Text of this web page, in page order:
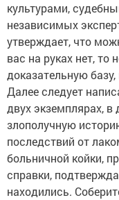
культурами,
независимых
утверждает, что
вас на руках нет, то
доказательную
Далее следует
двух экземплярах,
злополучную
последствий от
больничной койки,
справки,
находились.